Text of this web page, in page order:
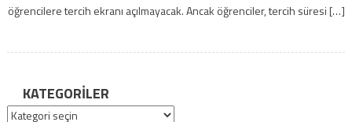
öğrencilere tercih ekranı açılmayacak. Ancak öğrenciler, tercih süresi […]
KATEGORILER
Kategoriler